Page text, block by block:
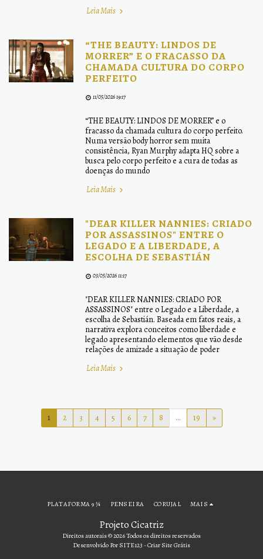
Leia Mais
“THE BEAUTY: LINDOS DE
MORRER” E O FRACASSO DA
CHAMADA CULTURA DO CORPO
PERFEITO
11/05/2026 19:17
“THE BEAUTY: LINDOS DE MORRER” e o
fracasso da chamada cultura do corpo perfeito.
Numa versão body horror sem muita
consistência, Ryan Murphy adapta HQ sobre a
busca pelo corpo perfeito e a cura de todas as
doenças do mundo
Leia Mais
"DEAR KILLER NANNIES: CRIADO
POR ASSASSINOS" ENTRE O
LEGADO E A LIBERDADE, A
ESCOLHA DE SEBASTIÁN
03/05/2026 11:17
"DEAR KILLER NANNIES: CRIADO POR
ASSASSINOS" entre o Legado e a Liberdade, a
escolha de Sebastián. Baseada em fatos reais, a
narrativa explora conceitos como liberdade e
legado apresentando elementos que vão desde
relações de amizade a situação de poder
Leia Mais
1 2 3 4 5 6 7 8 ... 19 »
Projeto Cicatriz
Direitos autorais © 2026 Todos os direitos reservados
Desenvolvido Por SITE123 -Criar Site Grátis
PLATAFORMA 9 ¾ PENSEIRA CORUJAL MAIS